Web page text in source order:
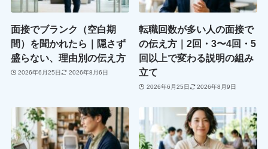
面接でブランク（空白期
間）を聞かれたら｜隠さず
盛らない、理由別の伝え方
2026年6月25日 2026年8月6日
転職回数が多い人の面接で
の伝え方｜2回・3〜4回・5
回以上で変わる説明の組み
立て
2026年6月25日 2026年8月9日